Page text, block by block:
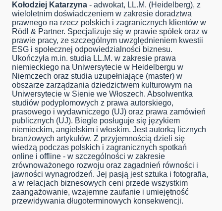
Kołodziej Katarzyna - adwokat, LL.M. (Heidelberg), z
wieloletnim doświadczeniem w zakresie doradztwa
prawnego na rzecz polskich i zagranicznych klientów w
Rödl & Partner. Specjalizuje się w prawie spółek oraz w
prawie pracy, ze szczególnym uwzględnieniem kwestii
ESG i społecznej odpowiedzialności biznesu.
Ukończyła m.in. studia LL.M. w zakresie prawa
niemieckiego na Uniwersytecie w Heidelbergu w
Niemczech oraz studia uzupełniające (master) w
obszarze zarządzania dziedzictwem kulturowym na
Uniwersytecie w Sienie we Włoszech. Absolwentka
studiów podyplomowych z prawa autorskiego,
prasowego i wydawniczego (UJ) oraz prawa zamówień
publicznych (UJ). Biegle posługuje się językiem
niemieckim, angielskim i włoskim. Jest autorką licznych
branżowych artykułów. Z przyjemnością dzieli się
wiedzą podczas polskich i zagranicznych spotkań
online i offline - w szczególności w zakresie
zrównoważonego rozwoju oraz zagadnień równości i
jawności wynagrodzeń. Jej pasją jest sztuka i fotografia,
a w relacjach biznesowych ceni przede wszystkim
zaangażowanie, wzajemne zaufanie i umiejętność
przewidywania długoterminowych konsekwencji.